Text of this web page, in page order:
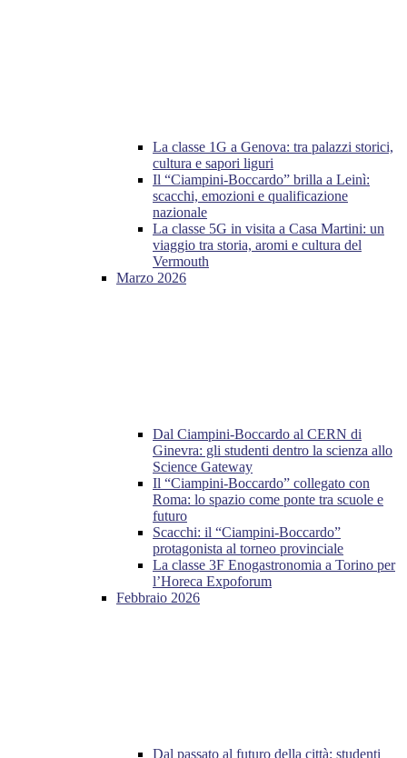
La classe 1G a Genova: tra palazzi storici,
cultura e sapori liguri
Il “Ciampini-Boccardo” brilla a Leinì:
scacchi, emozioni e qualificazione
nazionale
La classe 5G in visita a Casa Martini: un
viaggio tra storia, aromi e cultura del
Vermouth
Marzo 2026
Dal Ciampini-Boccardo al CERN di
Ginevra: gli studenti dentro la scienza allo
Science Gateway
Il “Ciampini-Boccardo” collegato con
Roma: lo spazio come ponte tra scuole e
futuro
Scacchi: il “Ciampini-Boccardo”
protagonista al torneo provinciale
La classe 3F Enogastronomia a Torino per
l’Horeca Expoforum
Febbraio 2026
Dal passato al futuro della città: studenti